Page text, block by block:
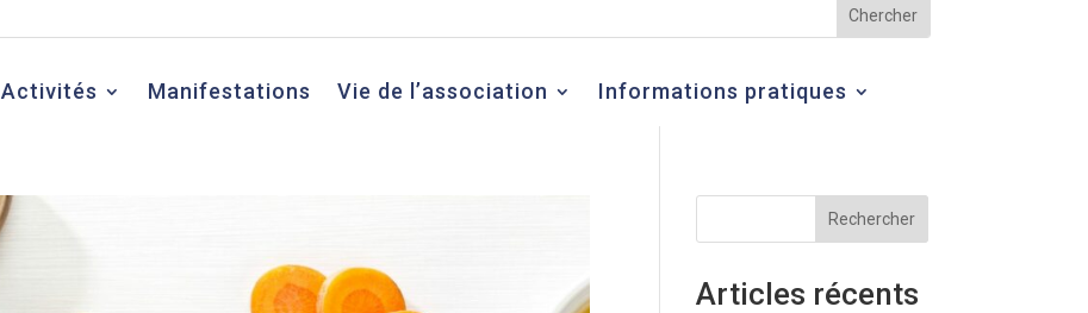
Activités Manifestations Vie de l’association Informations pratiques
Rechercher
Articles récents